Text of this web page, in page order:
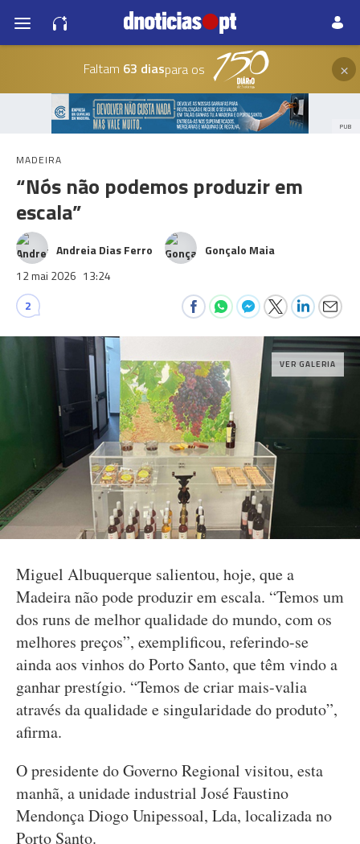
Faltam 63 diaspara os ×
PUB
MADEIRA
“Nós não podemos produzir em
escala”
Andreia Dias Ferro
Gonçalo Maia
12 mai 2026 13:24
2
VER GALERIA
Miguel Albuquerque salientou, hoje, que a
Madeira não pode produzir em escala. “Temos um
dos runs de melhor qualidade do mundo, com os
melhores preços”, exemplificou, referindo-se
ainda aos vinhos do Porto Santo, que têm vindo a
ganhar prestígio. “Temos de criar mais-valia
através da qualidade e singularidade do produto”,
afirma.
O presidente do Governo Regional visitou, esta
manhã, a unidade industrial José Faustino
Mendonça Diogo Unipessoal, Lda, localizada no
Porto Santo.